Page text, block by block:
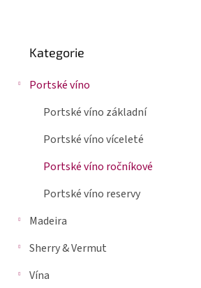
s
r
l
kategorie
Kategorie
Portské víno
Portské víno základní
Portské víno víceleté
Portské víno ročníkové
Portské víno reservy
Madeira
Sherry & Vermut
Vína